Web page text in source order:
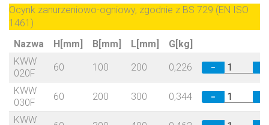
Ocynk zanurzeniowo-ogniowy, zgodnie z BS 729 (EN ISO
1461)
Nazwa
H[mm] B[mm] L[mm]
G[kg]
KWW
020F
60 100 200 0,226 −
KWW
030F
60 200 300 0,344 −
KWW